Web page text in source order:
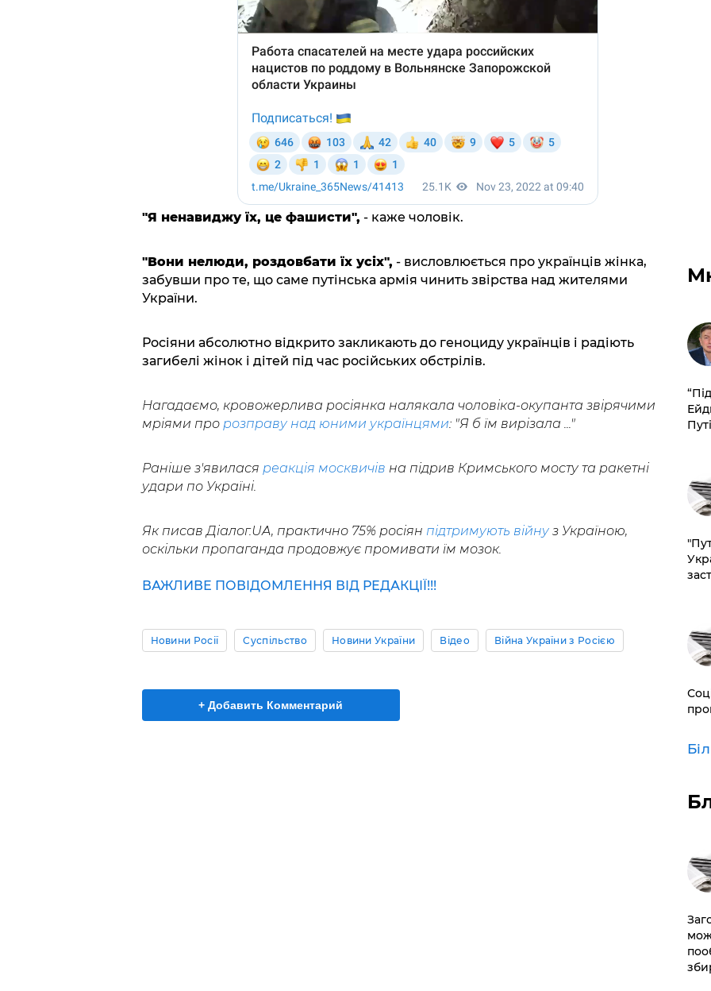
"Я ненавиджу їх, це фашисти", - каже чоловік.
"Вони нелюди, роздовбати їх усіх", - висловлюється про українців жінка,
забувши про те, що саме путінська армія чинить звірства над жителями
України.
Росіяни абсолютно відкрито закликають до геноциду українців і радіють
загибелі жінок і дітей під час російських обстрілів.
Нагадаємо, кровожерлива росіянка налякала чоловіка-окупанта звірячими
мріями пророзправу над юними українцями: "Я б їм вирізала ..."
Раніше з'явилася реакція москвичів на підрив Кримського мосту та ракетні
удари по Україні.
Як писав Діалог.UA, практично 75% росіян підтримують війнуз Україною,
оскільки пропаганда продовжує промивати їм мозок.
ВАЖЛИВЕ ПОВІДОМЛЕННЯ ВІД РЕДАКЦІЇ!!!
Новини Росії Суспільство Новини України Відео Війна України з Росією
+ Добавить Комментарий